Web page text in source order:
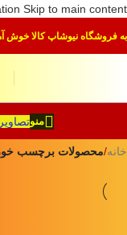
Skip to main content
به فروشگاه نیوشاپ کالا خوش
منوتصاویر
خانه/محصولات برچسب